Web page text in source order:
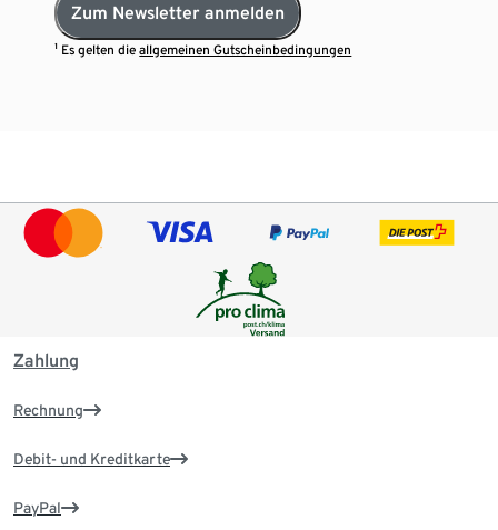
Zum Newsletter anmelden
¹ Es gelten dieallgemeinen Gutscheinbedingungen
Zahlung
Rechnung
Debit- und Kreditkarte
PayPal